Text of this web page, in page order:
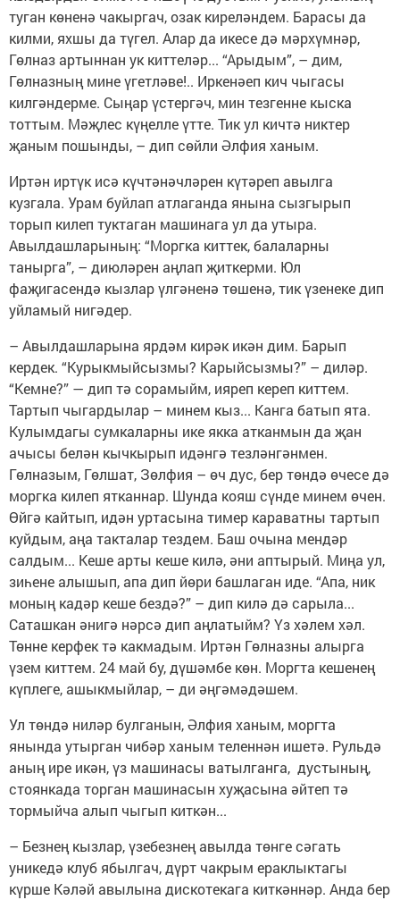
туган көненә чакыргач, озак киреләндем. Барасы да
килми, яхшы да түгел. Алар да икесе дә мәрхүмнәр,
Гөлназ артыннан ук киттеләр... “Арыдым”, – дим,
Гөлназның мине үгетләве!.. Иркенәеп кич чыгасы
килгәндерме. Сыңар үстергәч, мин тезгенне кыска
тоттым. Мәҗлес күңелле үтте. Тик ул кичтә никтер
җаным пошынды, – дип сөйли Әлфия ханым.
Иртән иртүк исә күчтәнәчләрен күтәреп авылга
кузгала. Урам буйлап атлаганда янына сызгырып
торып килеп туктаган машинага ул да утыра.
Авылдашларының: “Моргка киттек, балаларны
танырга”, – диюләрен аңлап җиткерми. Юл
фаҗигасендә кызлар үлгәненә төшенә, тик үзенеке дип
уйламый нигәдер.
– Авылдашларына ярдәм кирәк икән дим. Барып
кердек. “Курыкмыйсызмы? Карыйсызмы?” – диләр.
“Кемне?” — дип тә сорамыйм, ияреп кереп киттем.
Тартып чыгардылар – минем кыз... Канга батып ята.
Кулымдагы сумкаларны ике якка атканмын да җан
ачысы белән кычкырып идәнгә тезләнгәнмен.
Гөлназым, Гөлшат, Зөлфия – өч дус, бер төндә өчесе дә
моргка килеп ятканнар. Шунда кояш сүнде минем өчен.
Өйгә кайтып, идән уртасына тимер караватны тартып
куйдым, аңа такталар тездем. Баш очына мендәр
салдым... Кеше арты кеше килә, әни аптырый. Миңа ул,
зиһене алышып, апа дип йөри башлаган иде. “Апа, ник
моның кадәр кеше бездә?” – дип килә дә сарыла...
Саташкан әнигә нәрсә дип аңлатыйм? Үз хәлем хәл.
Төнне керфек тә какмадым. Иртән Гөлназны алырга
үзем киттем. 24 май бу, дүшәмбе көн. Моргта кешенең
күплеге, ашыкмыйлар, – ди әңгәмәдәшем.
Ул төндә ниләр булганын, Әлфия ханым, моргта
янында утырган чибәр ханым теленнән ишетә. Рульдә
аның ире икән, үз машинасы ватылганга, дустының,
стоянкада торган машинасын хуҗасына әйтеп тә
тормыйча алып чыгып киткән...
– Безнең кызлар, үзебезнең авылда төнге сәгать
уникедә клуб ябылгач, дүрт чакрым ераклыктагы
күрше Кәләй авылына дискотекага киткәннәр. Анда бер